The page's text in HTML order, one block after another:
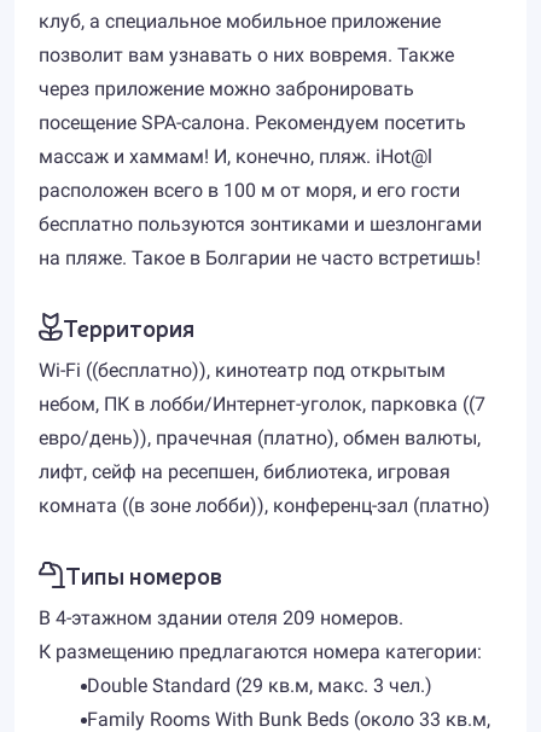
клуб, а специальное мобильное приложение
позволит вам узнавать о них вовремя. Также
через приложение можно забронировать
посещение SPA-салона. Рекомендуем посетить
массаж и хаммам! И, конечно, пляж. iHot@l
расположен всего в 100 м от моря, и его гости
бесплатно пользуются зонтиками и шезлонгами
на пляже. Такое в Болгарии не часто встретишь!
Территория
Wi-Fi ((бесплатно)), кинотеатр под открытым
небом, ПК в лобби/Интернет-уголок, парковка ((7
евро/день)), прачечная (платно), обмен валюты,
лифт, сейф на ресепшен, библиотека, игровая
комната ((в зоне лобби)), конференц-зал (платно)
Типы номеров
В 4-этажном здании отеля 209 номеров.
К размещению предлагаются номера категории:
Double Standard (29 кв.м, макс. 3 чел.)
Family Rooms With Bunk Beds (около 33 кв.м,